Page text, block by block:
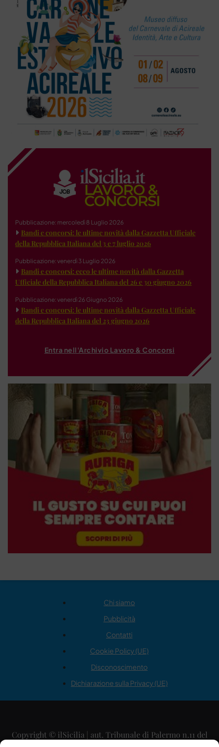
Pubblicazione: mercoledì 8 Luglio 2026
Bandi e concorsi: le ultime novità dalla Gazzetta Ufficiale
della Repubblica Italiana del 3 e 7 luglio 2026
Pubblicazione: venerdì 3 Luglio 2026
Bandi e concorsi: ecco le ultime novità dalla Gazzetta
Ufficiale della Repubblica Italiana del 26 e 30 giugno 2026
Pubblicazione: venerdì 26 Giugno 2026
Bandi e concorsi: le ultime novità dalla Gazzetta Ufficiale
della Repubblica Italiana del 23 giugno 2026
Entra nell'Archivio Lavoro & Concorsi
Chi siamo
Pubblicità
Contatti
Cookie Policy (UE)
Disconoscimento
Dichiarazione sulla Privacy (UE)
Copyright © ilSicilia | aut. Tribunale di Palermo n.11 del